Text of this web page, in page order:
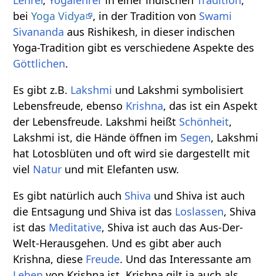
beiYoga Vidya , in der Tradition von Swami
Sivananda aus Rishikesh, in dieser indischen
Yoga-Tradition gibt es verschiedene Aspekte des
Göttlichen.
Es gibt z.B. Lakshmi und Lakshmi symbolisiert
Lebensfreude, ebenso Krishna, das ist ein Aspekt
der Lebensfreude. Lakshmi heißt Schönheit,
Lakshmi ist, die Hände öffnen im Segen, Lakshmi
hat Lotosblüten und oft wird sie dargestellt mit
viel Natur und mit Elefanten usw.
Es gibt natürlich auch Shiva und Shiva ist auch
die Entsagung und Shiva ist das Loslassen, Shiva
ist das Meditative, Shiva ist auch das Aus-Der-
Welt-Herausgehen. Und es gibt aber auch
Krishna, diese Freude. Und das Interessante am